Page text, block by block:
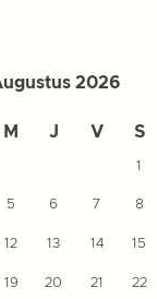
2026
M J V S
1
5 6 7 8
12 13 14 15
19 20 21 22